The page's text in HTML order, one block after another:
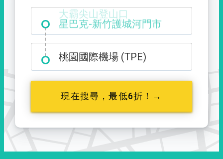
大霸尖山登山口
桃園國際機場 (TPE)
現在搜尋，最低6折！→